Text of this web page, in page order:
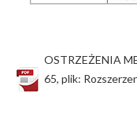
OSTRZEŻENIA
65, plik: